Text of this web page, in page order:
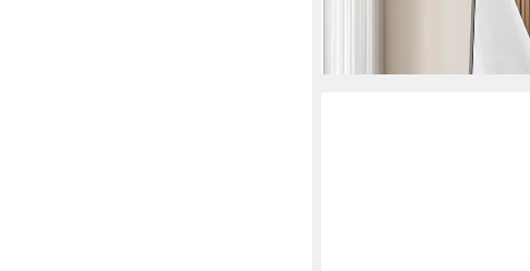
lieferbar - in 6-7 Werktagen bei